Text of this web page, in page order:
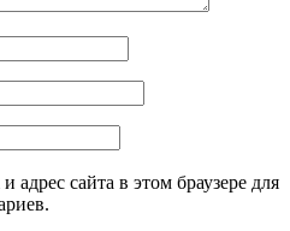
адрес сайта в этом браузере для